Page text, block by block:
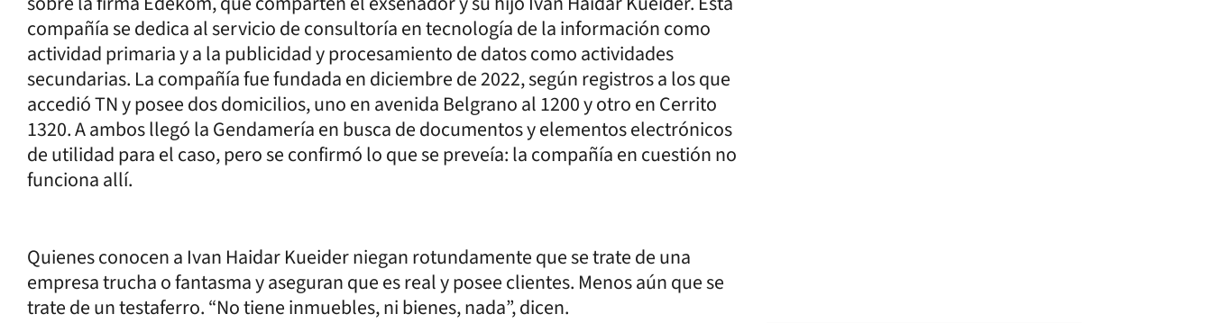
compañía se dedica al servicio de consultoría en tecnología de la información como
actividad primaria y a la publicidad y procesamiento de datos como actividades
secundarias. La compañía fue fundada en diciembre de 2022, según registros a los que
accedió TN y posee dos domicilios, uno en avenida Belgrano al 1200 y otro en Cerrito
1320. A ambos llegó la Gendamería en busca de documentos y elementos electrónicos
de utilidad para el caso, pero se confirmó lo que se preveía: la compañía en cuestión no
funciona allí.
Quienes conocen a Ivan Haidar Kueider niegan rotundamente que se trate de una
empresa trucha o fantasma y aseguran que es real y posee clientes. Menos aún que se
trate de un testaferro. “No tiene inmuebles, ni bienes, nada”, dicen.